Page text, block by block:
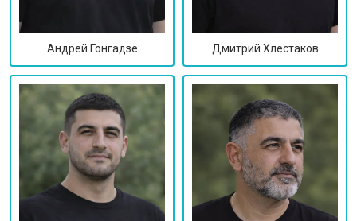
Андрей Гонгадзе Дмитрий Хлестаков